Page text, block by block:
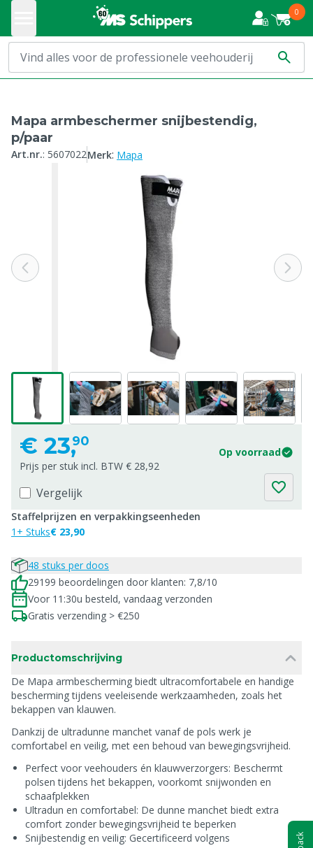
0
Mapa armbeschermer snijbestendig,
p/paar
Art.nr.: 5607022Merk: Mapa
€ 23,90
Op voorraad
Prijs per stuk incl. BTW € 28,92
Vergelijk
Staffelprijzen en verpakkingseenheden
1+ Stuks€ 23,90
48 stuks per doos
29199 beoordelingen door klanten: 7,8/10
Voor 11:30u besteld, vandaag verzonden
Gratis verzending > €250
Productomschrijving
De Mapa armbescherming biedt ultracomfortabele en handige
bescherming tijdens veeleisende werkzaamheden, zoals het
bekappen van klauwen.
Dankzij de ultradunne manchet vanaf de pols werk je
comfortabel en veilig, met een behoud van bewegingsvrijheid.
Perfect voor veehouders én klauwverzorgers: Beschermt
polsen tijdens het bekappen, voorkomt snijwonden en
schaafplekken
Ultradun en comfortabel: De dunne manchet biedt extra
comfort zonder bewegingsvrijheid te beperken
Snijbestendig en veilig: Gecertificeerd volgens